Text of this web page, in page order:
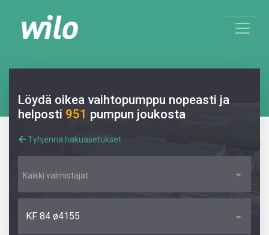
Löydä oikea vaihtopumppu nopeasti ja
helposti 951 pumpun joukosta
Tyhjennä hakuasetukset
Kaikki valmistajat
KF 84 ø4155